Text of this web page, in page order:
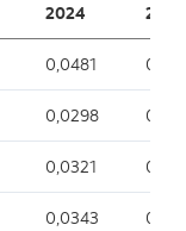
2024 2023
0,0481
0,0298
0,0321
0,0343